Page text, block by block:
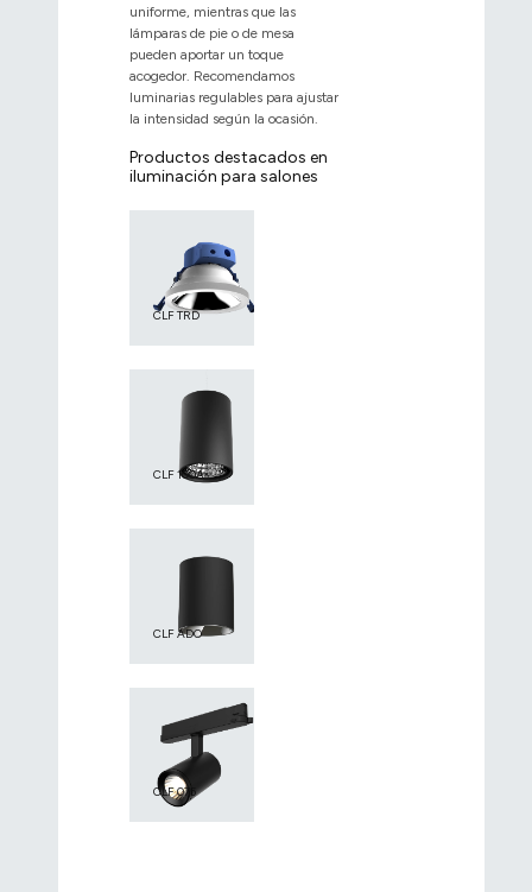
uniforme, mientras que las
lámparas de pie o de mesa
pueden aportar un toque
acogedor. Recomendamos
luminarias regulables para ajustar
la intensidad según la ocasión.
Productos destacados en
iluminación para salones
CLF TRD
CLF 100A
CLF ADO
CLF 075